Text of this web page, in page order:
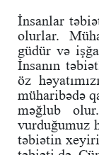
İnsanlar
olurlar.
güdür və
İnsanın
öz
müharibədə
məğlub
vurduğumuz
təbiətin